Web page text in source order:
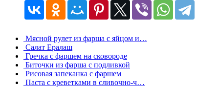
Мясной рулет из фарша с яйцом и…
Салат Ералаш
Гречка с фаршем на сковороде
Биточки из фарша с подливкой
Рисовая запеканка с фаршем
Паста с креветками в сливочно-ч…